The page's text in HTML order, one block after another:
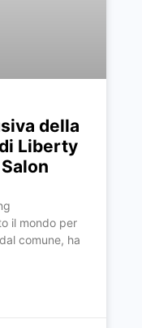
della
Liberty
il mondo per
comune, ha